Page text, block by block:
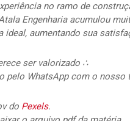
no ramo de
Engenharia acumulou
ideal, aumentando sua
ser valorizado ∴
pelo WhatsApp com o nosso
do Pexels.